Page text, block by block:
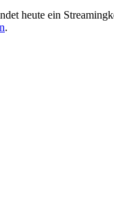
heute ein
.